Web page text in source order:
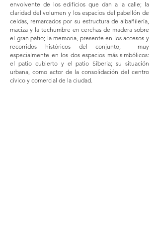
envolvente de los edificios que dan a la calle; la
claridad del volumen y los espacios del pabellón de
celdas, remarcados por su estructura de albañilería,
maciza y la techumbre en cerchas de madera sobre
el gran patio; la memoria, presente en los accesos y
recorridos históricos del conjunto, muy
especialmente en los dos espacios más simbólicos:
el patio cubierto y el patio Siberia; su situación
urbana, como actor de la consolidación del centro
cívico y comercial de la ciudad.